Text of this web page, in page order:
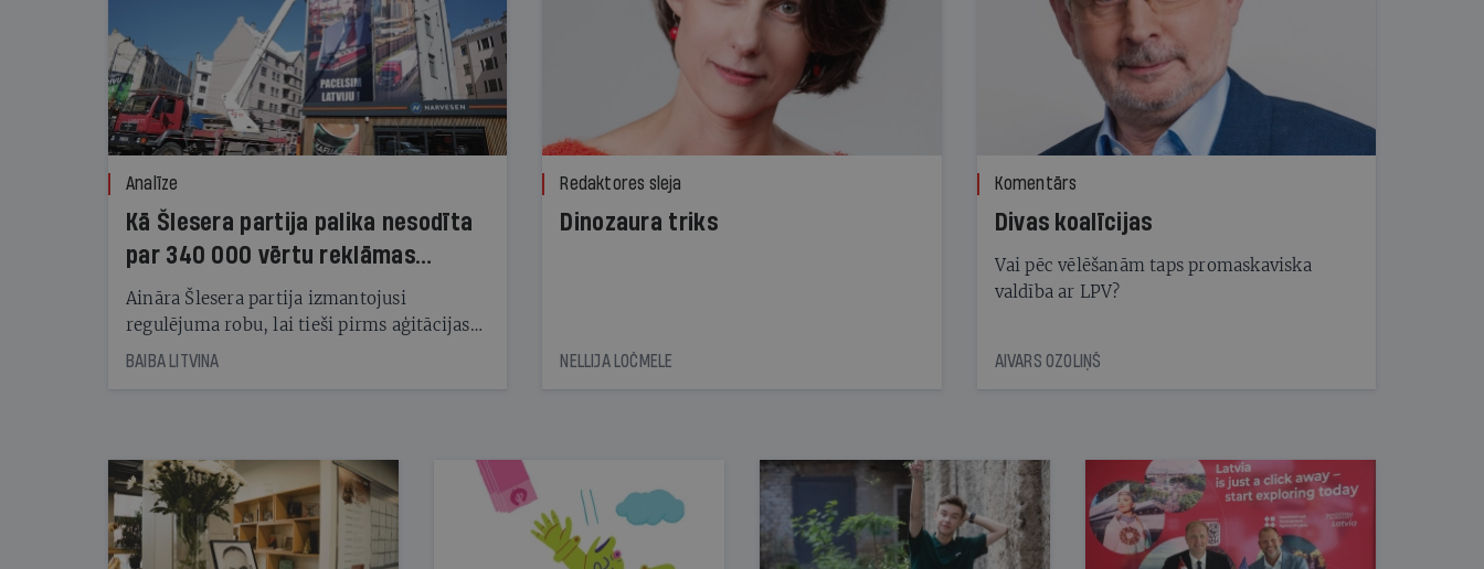
Analīze
Kā Šlesera partija palika nesodīta
par 340 000 vērtu reklāmas
kampaņu
Aināra Šlesera partija izmantojusi
regulējuma robu, lai tieši pirms aģitācijas
starta izreklamētos par summu, kas
BAIBA LITVINA
Redaktores sleja
Dinozaura triks
NELLIJA LOČMELE
Komentārs
Divas koalīcijas
Vai pēc vēlēšanām taps promaskaviska
valdība ar LPV?
AIVARS OZOLIŅŠ